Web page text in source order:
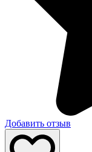
Добавить отзыв